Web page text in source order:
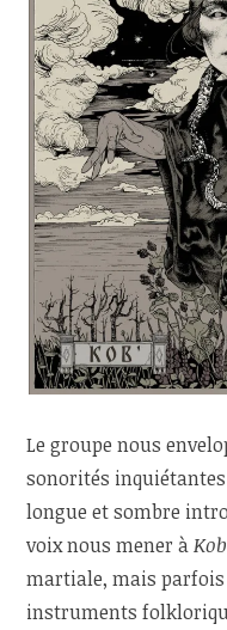
Le groupe nous
sonorités
longue et sombre
voix nous mener à
martiale, mais parfois
instruments